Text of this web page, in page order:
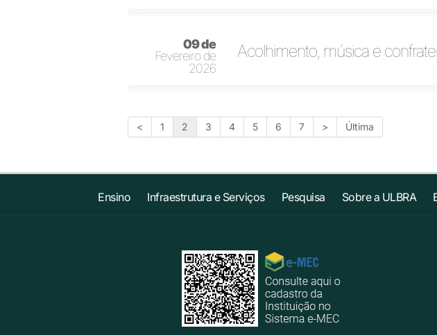
09 de
Fevereiro de
2026
Acolhimento, música e
< 1 2 3 4 5 6 7 > Última
Ensino Infraestrutura e Serviços Pesquisa Sobre a ULBRA